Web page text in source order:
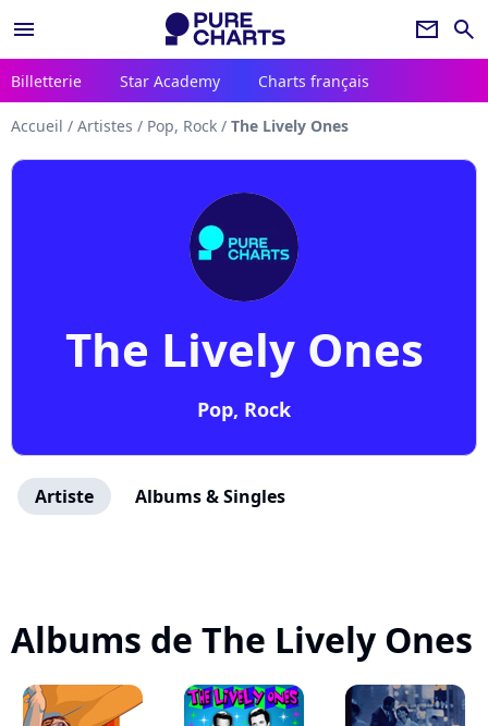
menu newsletter search
Billetterie Star Academy Charts français
Accueil / Artistes / Pop, Rock / The Lively Ones
The Lively Ones
Pop, Rock
Artiste Albums & Singles
Albums de The Lively Ones